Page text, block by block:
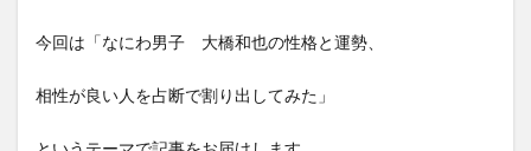
今回は「なにわ男子 大橋和也の性格と運勢、
相性が良い人を占断で割り出してみた」